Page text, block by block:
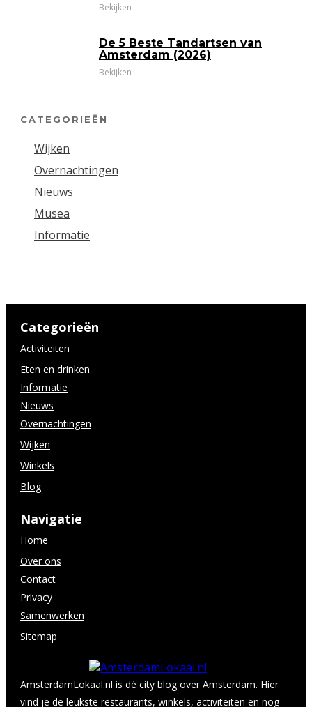
Bekijken
De 5 Beste Tandartsen van
Amsterdam (2026)
Bekijken
CATEGORIEËN
Wijken
Overnachtingen
Nieuws
Musea
Informatie
AmsterdamLokaal.nl is dé city blog over Amsterdam. Hier
vind je de leukste restaurants, winkels, activiteiten en nog
Navigatie
Home
Over ons
Contact
Privacy
Samenwerken
Sitemap
Categorieën
Activiteiten
Eten en drinken
Informatie
Nieuws
Overnachtingen
Wijken
Winkels
Blog